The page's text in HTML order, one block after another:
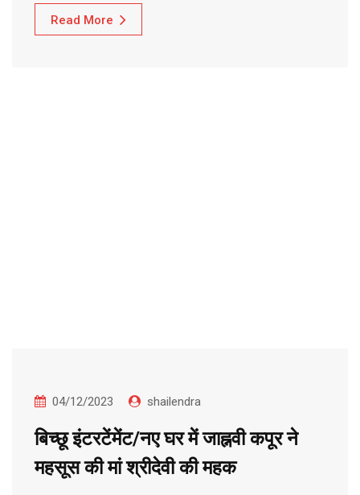
Read More
04/12/2023 shailendra
बिच्छू इंटरटेंमेंट/नए घर में जाह्नवी कपूर ने
महसूस की मां श्रीदेवी की महक